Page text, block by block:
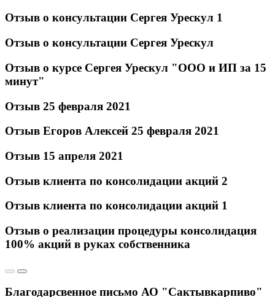
Отзыв о консультации Сергея Урескул 1
Отзыв о консультации Сергея Урескул
Отзыв о курсе Сергея Урескул "ООО и ИП за 15
минут"
Отзыв 25 февраля 2021
Отзыв Егоров Алексей 25 февраля 2021
Отзыв 15 апреля 2021
Отзыв клиента по консолидации акций 2
Отзыв клиента по консолидации акций 1
Отзыв о реализации процедуры консолидация
100% акций в руках собственника
Благодарсвенное письмо АО "Сактывкарпиво"